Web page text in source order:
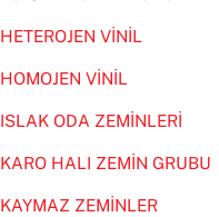
HETEROJEN VİNİL
HOMOJEN VİNİL
ISLAK ODA ZEMİNLERİ
KARO HALI ZEMİN GRUBU
KAYMAZ ZEMİNLER